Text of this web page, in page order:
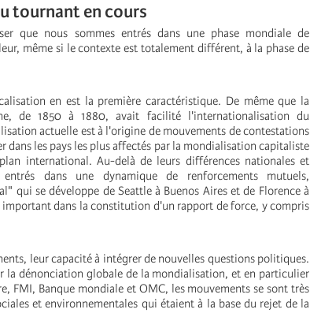
tournant en cours
que nous sommes entrés dans une phase mondiale de
même si le contexte est totalement différent, à la phase de
en est la première caractéristique. De même que la
de 1850 à 1880, avait facilité l'internationalisation du
actuelle est à l'origine de mouvements de contestations
dans les pays les plus affectés par la mondialisation capitaliste
international. Au-delà de leurs différences nationales et
dans une dynamique de renforcements mutuels,
qui se développe de Seattle à Buenos Aires et de Florence à
dans la constitution d'un rapport de force, y compris
leur capacité à intégrer de nouvelles questions politiques.
la dénonciation globale de la mondialisation, et en particulier
Banque mondiale et OMC, les mouvements se sont très
et environnementales qui étaient à la base du rejet de la